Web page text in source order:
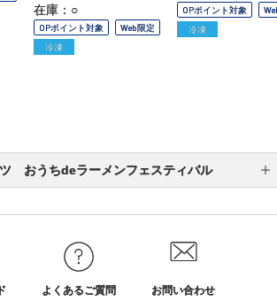
在庫：○
OPポイント対象
Web限定
冷凍
OPポイント対象
冷凍
おうちdeラーメンフェスティバル
よくあるご質問 お問い合わせ